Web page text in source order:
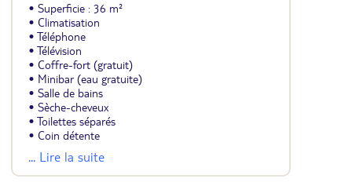
• Superficie : 36 m²
• Climatisation
• Téléphone
• Télévision
• Coffre-fort (gratuit)
• Minibar (eau gratuite)
• Salle de bains
• Sèche-cheveux
• Toilettes séparés
• Coin détente
• Balcon ou terrasse
• Wifi (gratuit)
• Possibilité lit supplémentaire (jusqu'à 3 adultes
... Lire la suite